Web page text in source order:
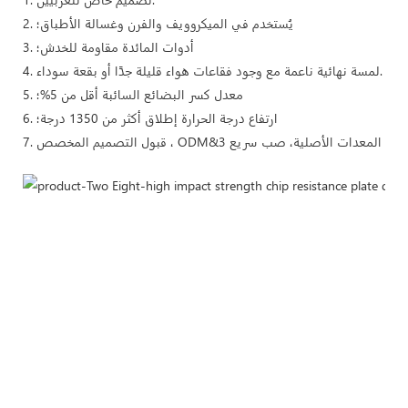
2. يُستخدم في الميكروويف والفرن وغسالة الأطباق؛
3. أدوات المائدة مقاومة للخدش؛
4. لمسة نهائية ناعمة مع وجود فقاعات هواء قليلة جدًا أو بقعة سوداء.
5. معدل كسر البضائع السائبة أقل من 5%؛
6. ارتفاع درجة الحرارة إطلاق أكثر من 1350 درجة؛